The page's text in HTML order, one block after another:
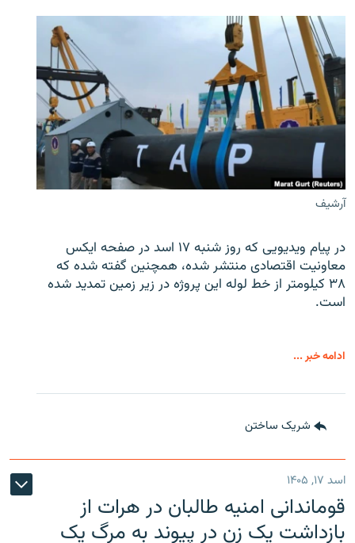
آرشیف
در پیام ویدیویی که روز شنبه ۱۷ اسد در صفحه ایکس
معاونیت اقتصادی منتشر شده، همچنین گفته شده که
۳۸ کیلومتر از خط لوله این پروژه در زیر زمین تمدید شده
است.
ادامه خبر ...
شریک ساختن
اسد ۱۷, ۱۴۰۵
قوماندانی امنیه طالبان در هرات از
بازداشت یک زن در پیوند به مرگ یک